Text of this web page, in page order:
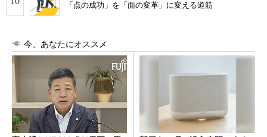
「点の成功」を「面の変革」に変える道筋
今、あなたにオススメ